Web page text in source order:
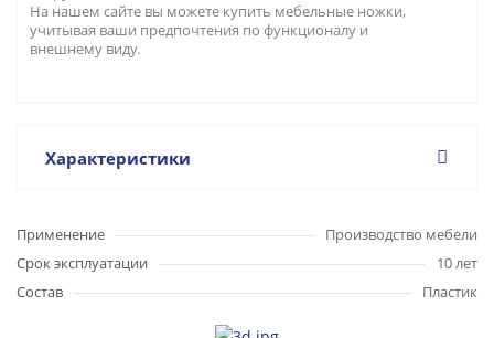
На нашем сайте вы можете купить мебельные ножки,
учитывая ваши предпочтения по функционалу и
внешнему виду.
Характеристики
Применение
Производство мебели
Срок эксплуатации
10 лет
Состав
Пластик